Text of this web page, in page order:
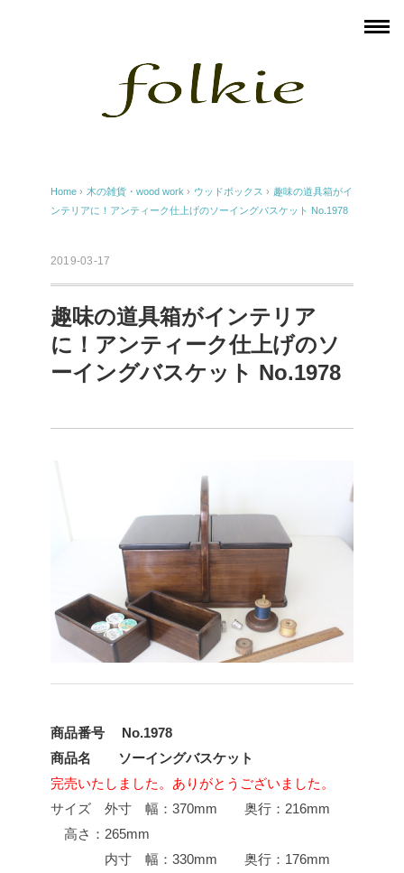
Home › 木の雑貨・wood work › ウッドボックス › 趣味の道具箱がイ
ンテリアに！アンティーク仕上げのソーイングバスケット No.1978
2019-03-17
趣味の道具箱がインテリア
に！アンティーク仕上げのソ
ーイングバスケット No.1978
商品番号 No.1978
商品名 ソーイングバスケット
完売いたしました。ありがとうございました。
サイズ 外寸 幅：370mm 奥行：216mm
高さ：265mm
内寸 幅：330mm 奥行：176mm